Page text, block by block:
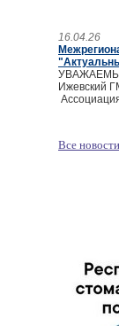
16.04.26
Ижевский
Все новости